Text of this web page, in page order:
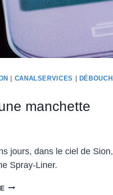
CANALSERVICES
manchette
jours, dans le ciel de
Spray-Liner.